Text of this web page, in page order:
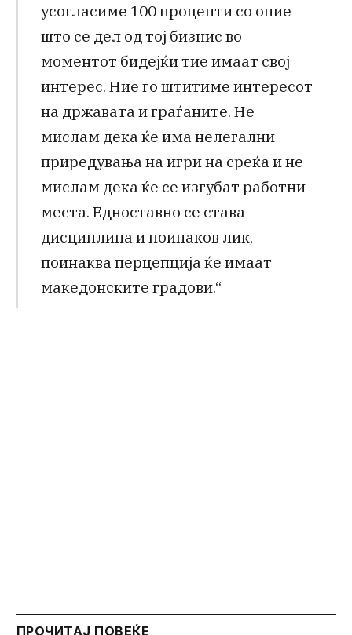
усогласиме 100 проценти со оние
што се дел од тој бизнис во
моментот бидејќи тие имаат свој
интерес. Ние го штитиме интересот
на државата и граѓаните. Не
мислам дека ќе има нелегални
приредувања на игри на среќа и не
мислам дека ќе се изгубат работни
места. Едноставно се става
дисциплина и поинаков лик,
поинаква перцепција ќе имаат
македонските градови.“
ПРОЧИТАЈ ПОВЕЌЕ